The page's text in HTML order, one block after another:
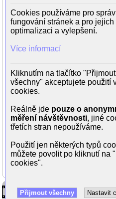
Toby Jones (domácí skřítek
Rade Serbedzija
Katie Leung (Cho Chang)
Peter Mullan (Yaxley)
Suzanne Toase (Alecto
Maggie Smith (Minerva
Jim Broadbent (Horace
Scarlett Byrne (Pansy
...
Mohli jste vidět v TV (zobrazit
Cookies používáme pro
fungování stránek a pro jejich
optimalizaci a vylepšení.
Více informací
Kliknutím na tlačítko "Přijmout
všechny" akceptujete použití
cookies.
Reálně jde pouze o
měření návštěvnosti, jiné
třetích stran nepoužíváme.
Použití jen některých typů
můžete povolit po kliknutí na
cookies".
Přijmout všechny Nastavit